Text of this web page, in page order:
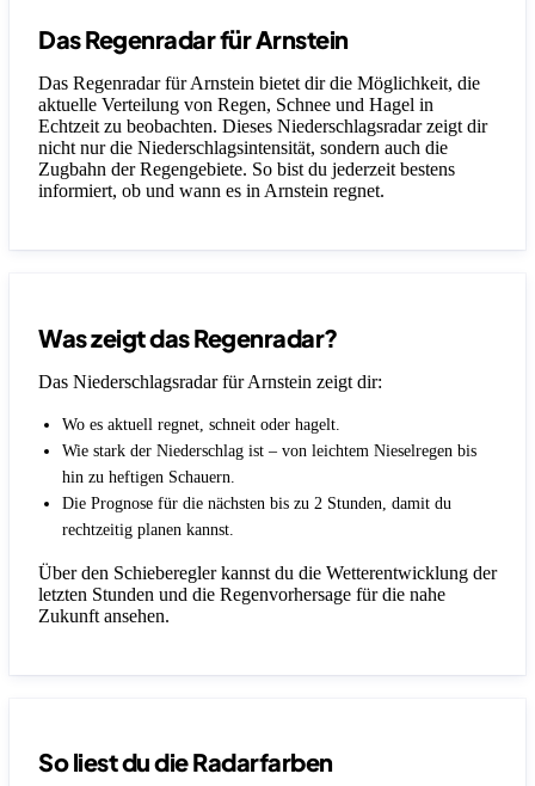
Das Regenradar für Arnstein
Das Regenradar für Arnstein bietet dir die Möglichkeit, die
aktuelle Verteilung von Regen, Schnee und Hagel in
Echtzeit zu beobachten. Dieses Niederschlagsradar zeigt dir
nicht nur die Niederschlagsintensität, sondern auch die
Zugbahn der Regengebiete. So bist du jederzeit bestens
informiert, ob und wann es in Arnstein regnet.
Was zeigt das Regenradar?
Das Niederschlagsradar für Arnstein zeigt dir:
Wo es aktuell regnet, schneit oder hagelt.
Wie stark der Niederschlag ist – von leichtem Nieselregen bis
hin zu heftigen Schauern.
Die Prognose für die nächsten bis zu 2 Stunden, damit du
rechtzeitig planen kannst.
Über den Schieberegler kannst du die Wetterentwicklung der
letzten Stunden und die Regenvorhersage für die nahe
Zukunft ansehen.
So liest du die Radarfarben